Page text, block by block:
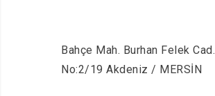
Bahçe Mah. Burhan Felek Cad.
No:2/19 Akdeniz / MERSİN